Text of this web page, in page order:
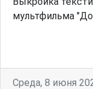
мультфильма
Среда, 8 июня